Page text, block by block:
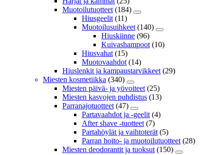
Muotoilutuotteet (184)
Hiusgeelit (11)
Muotoilusuihkeet (140)
Hiuskiinne (96)
Kuivashampoot (10)
Hiusvahat (15)
Muotovaahdot (14)
Hiuslenkit ja kampaustarvikkeet (29)
Miesten kosmetiikka (340)
Miesten päivä- ja yövoiteet (25)
Miesten kasvojen puhdistus (13)
Parranajotuotteet (47)
Partavaahdot ja -geelit (4)
After shave -tuotteet (7)
Partahöylät ja vaihtoterät (5)
Parran hoito- ja muotoilutuotteet (28)
Miesten deodorantit ja tuoksut (150)